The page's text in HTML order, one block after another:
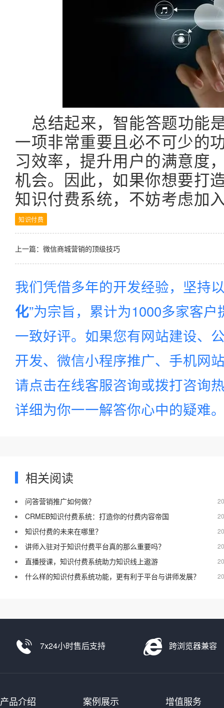
总结起来，智能答题功能
一项非常重要且必不可少的
习效率，提升用户的满意度
机会。因此，如果你想要打
知识付费系统，不妨考虑加
知识付费
上一篇： 微信商城营销的顶级技巧
我们凭借多年的开发经验，坚持
化”为宗旨，累计为1000多家客
一致好评。如果您有网站建设、
开发、微信小程序推广、手机网
请点击在线客服咨询或拨打咨询
详细为你一一解答你心中的疑难
相关阅读
问答营销推广如何做？
CRMEB知识付费系统：打造你的付费内容帝国
知识付费的未来在哪里？
讲师入驻对于知识付费平台真的那么重要吗？
直播授课，知识付费系统助力知识线上遨游
什么样的知识付费系统功能，更有利于平台与讲师发展？
7x24小时售后支持 跨浏览器兼容
产品介绍 案例展示 增值服务